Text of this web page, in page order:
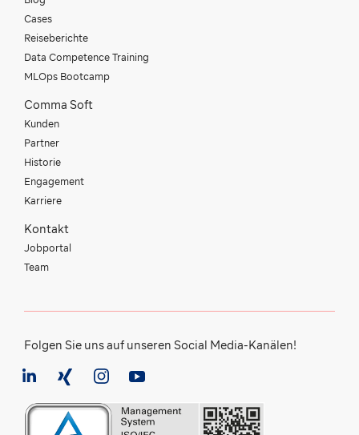
Cases
Reiseberichte
Data Competence Training
MLOps Bootcamp
Comma Soft
Kunden
Partner
Historie
Engagement
Karriere
Kontakt
Jobportal
Team
Folgen Sie uns auf unseren Social Media-Kanälen!